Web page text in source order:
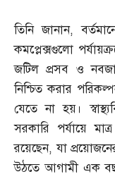
তিনি জানান,
কমপ্লেক্সগুলো
জটিল প্রসব ও
নিশ্চিত করার
যেতে না হয়।
সরকারি পর্যায়ে
রয়েছেন,যা
উঠতে আগামী এক